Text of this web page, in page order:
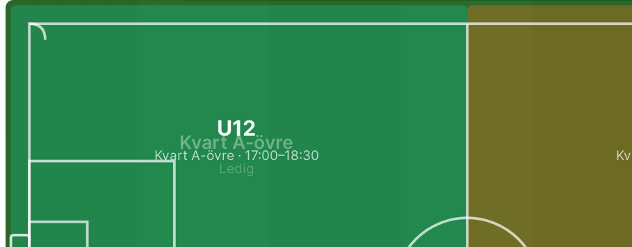
U12
Kvart A-övre · 17:00–18:30
Kvart A-övre
Ledig